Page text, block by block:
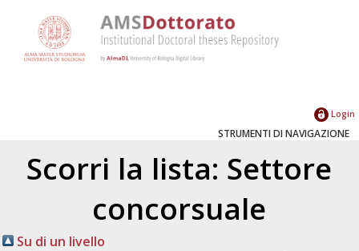
Login
STRUMENTI DI NAVIGAZIONE
Scorri la lista: Settore
concorsuale
Su di un livello